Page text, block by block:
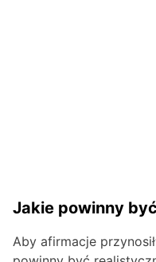
Jakie powinny
Aby afirmacje